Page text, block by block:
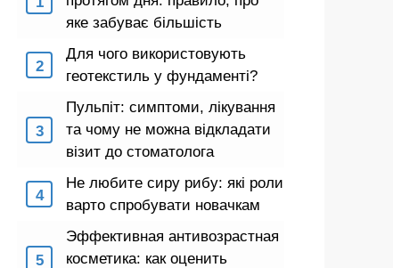
яке забуває більшість
Для чого використовують
геотекстиль у фундаменті?
Пульпіт: симптоми, лікування
та чому не можна відкладати
візит до стоматолога
Не любите сиру рибу: які роли
варто спробувати новачкам
Эффективная антивозрастная
косметика: как оценить